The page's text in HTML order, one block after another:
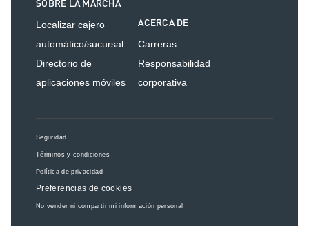
SOBRE LA MARCHA
Localizar cajero
automático/sucursal
Directorio de
aplicaciones móviles
ACERCA DE
Carreras
Responsabilidad
corporativa
Seguridad
Términos y condiciones
Política de privacidad
Preferencias de cookies
No vender ni compartir mi información personal